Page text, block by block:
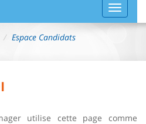
la
Espace Candidats
utilise cette page comme